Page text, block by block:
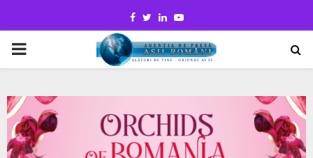
Facebook
TwitterLinkedinYoutube
PRIMARY